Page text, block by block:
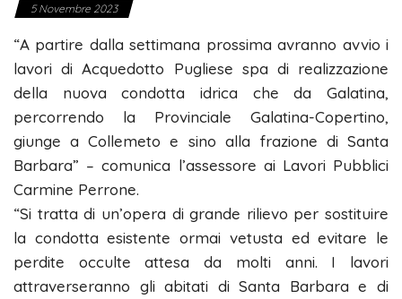
5 Novembre 2023
“A partire dalla settimana prossima avranno avvio i
lavori di Acquedotto Pugliese spa di realizzazione
della nuova condotta idrica che da Galatina,
percorrendo la Provinciale Galatina-Copertino,
giunge a Collemeto e sino alla frazione di Santa
Barbara” – comunica l’assessore ai Lavori Pubblici
Carmine Perrone.
“Si tratta di un’opera di grande rilievo per sostituire
la condotta esistente ormai vetusta ed evitare le
perdite occulte attesa da molti anni. I lavori
attraverseranno gli abitati di Santa Barbara e di